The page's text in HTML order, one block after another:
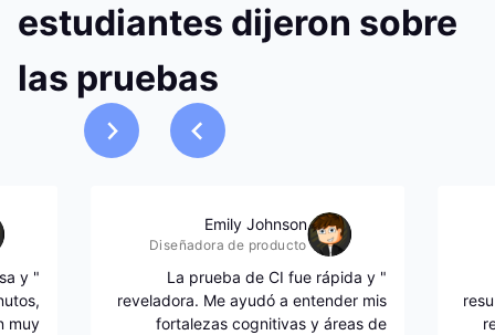
estudiantes dijeron sobre
las pruebas
Emily Johnson
Diseñadora de producto
" La prueba de CI fue rápida y
reveladora. Me ayudó a entender mis
fortalezas cognitivas y áreas de
y
muy